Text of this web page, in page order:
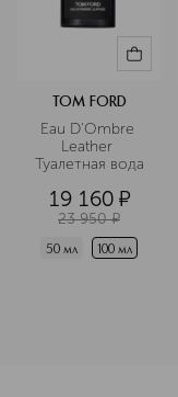
TOM FORD
Eau D'Ombre
Leather
Туалетная вода
19 160 ¤
23 950 ¤
50 мл 100 мл